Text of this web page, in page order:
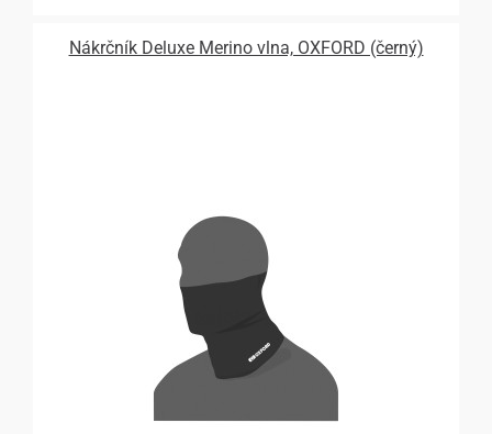
Nákrčník Deluxe Merino vlna, OXFORD (černý)